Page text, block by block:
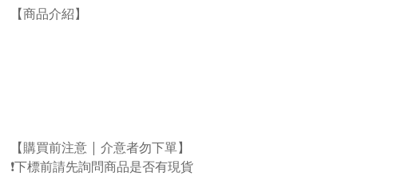
【商品介紹】
【購買前注意 | 介意者勿下單】
❗️下標前請先詢問商品是否有現貨